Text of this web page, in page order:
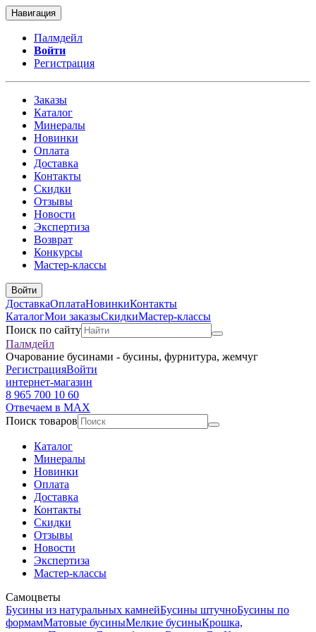
Навигация
Палмдейл
Войти
Регистрация
Заказы
Каталог
Минералы
Новинки
Оплата
Доставка
Контакты
Скидки
Отзывы
Новости
Экспертиза
Возврат
Конкурсы
Мастер-классы
Войти
ДоставкаОплатаНовинкиКонтакты
КаталогМои заказыСкидкиМастер-классы
Поиск по сайту
Палмдейл
Очарование бусинами - бусины, фурнитура, жемчуг
РегистрацияВойти
интернет-магазин
8 965 700 10 60
Отвечаем в MAX
Поиск товаров
Каталог
Минералы
Новинки
Оплата
Доставка
Контакты
Скидки
Отзывы
Новости
Экспертиза
Мастер-классы
Самоцветы
Бусины из натуральных камнейБусины штучноБусины по
формамМатовые бусиныМелкие бусиныКрошка,